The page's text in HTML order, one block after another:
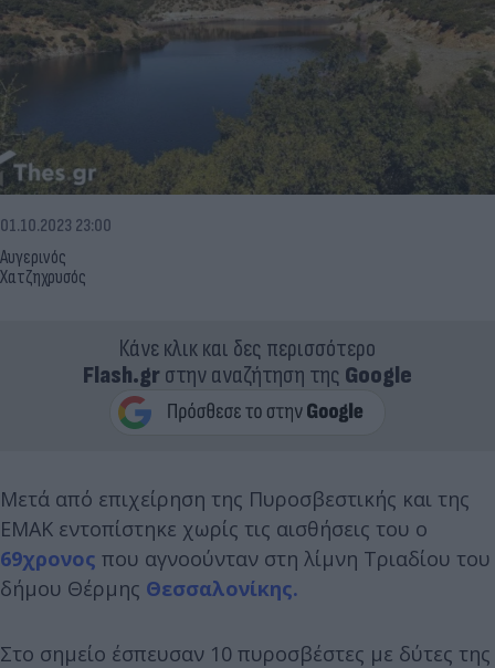
Αυγερινός
Χατζηχρυσός
01.10.2023 23:00
Κάνε κλικ και δες περισσότερο
Flash.grστην αναζήτηση της Google
Μετά από επιχείρηση της Πυροσβεστικής και της
ΕΜΑΚ εντοπίστηκε χωρίς τις αισθήσεις του ο
69χρονος που αγνοούνταν στη λίμνη Τριαδίου του
δήμου Θέρμης Θεσσαλονίκης.
Στο σημείο έσπευσαν 10 πυροσβέστες με δύτες της